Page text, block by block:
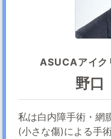
ASUCAアイ
野口
私は白内障手術・網
(小さな傷)による手